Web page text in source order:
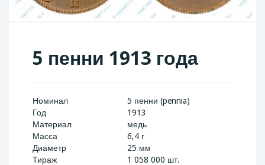
5 пенни 1913 года
Номинал
5 пенни (pennia)
Год
1913
Материал
медь
Масса
6,4 г
Диаметр
25 мм
Тираж
1 058 000 шт.